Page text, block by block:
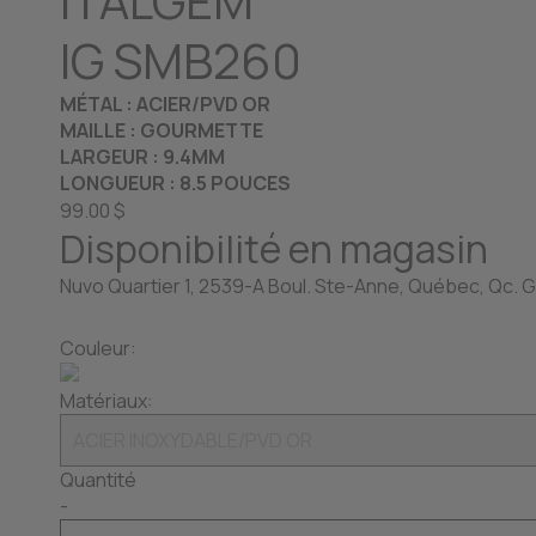
IG SMB260
MÉTAL : ACIER/PVD OR
MAILLE : GOURMETTE
LARGEUR : 9.4MM
LONGUEUR : 8.5 POUCES
99.00 $
Disponibilité en magasin
Nuvo Quartier 1, 2539-A Boul. Ste-Anne, Québec, Qc.
Couleur:
Matériaux:
Quantité
-